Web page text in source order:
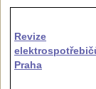
Revize
Praha